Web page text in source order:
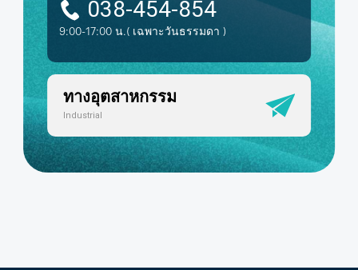
038-454-854
9:00-17:00 น.( เฉพาะวันธรรมดา )
ทางอุตสาหกรรม
Industrial